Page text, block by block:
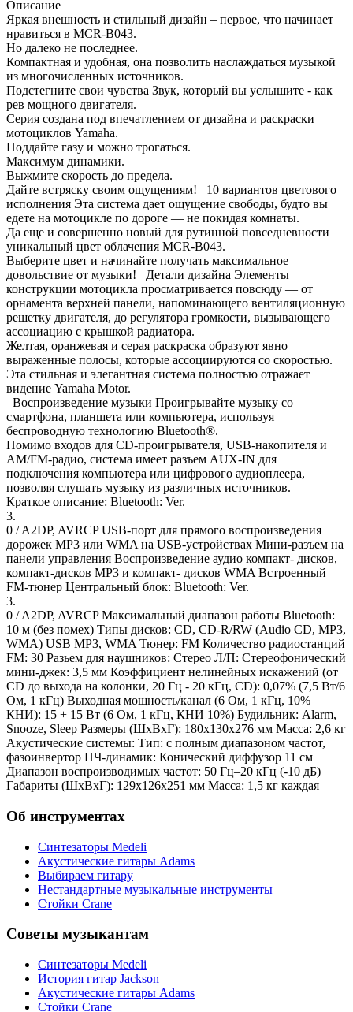
Описание
Яркая внешность и стильный дизайн – первое, что начинает
нравиться в MCR-В043.
Но далеко не последнее.
Компактная и удобная, она позволить наслаждаться музыкой
из многочисленных источников.
Подстегните свои чувства Звук, который вы услышите - как
рев мощного двигателя.
Серия создана под впечатлением от дизайна и раскраски
мотоциклов Yamaha.
Поддайте газу и можно трогаться.
Максимум динамики.
Выжмите скорость до предела.
Дайте встряску своим ощущениям! 10 вариантов цветового
исполнения Эта система дает ощущение свободы, будто вы
едете на мотоцикле по дороге — не покидая комнаты.
Да еще и совершенно новый для рутинной повседневности
уникальный цвет облачения MCR-B043.
Выберите цвет и начинайте получать максимальное
довольствие от музыки! Детали дизайна Элементы
конструкции мотоцикла просматривается повсюду — от
орнамента верхней панели, напоминающего вентиляционную
решетку двигателя, до регулятора громкости, вызывающего
ассоциацию с крышкой радиатора.
Желтая, оранжевая и серая раскраска образуют явно
выраженные полосы, которые ассоциируются со скоростью.
Эта стильная и элегантная система полностью отражает
видение Yamaha Motor.
Воспроизведение музыки Проигрывайте музыку со
смартфона, планшета или компьютера, используя
беспроводную технологию Bluetooth®.
Помимо входов для CD-проигрывателя, USB-накопителя и
AM/FM-радио, система имеет разъем AUX-IN для
подключения компьютера или цифрового аудиоплеера,
позволяя слушать музыку из различных источников.
Краткое описание: Bluetooth: Ver.
3.
0 / A2DP, AVRCP USB-порт для прямого воспроизведения
дорожек MP3 или WMA на USB-устройствах Мини-разъем на
панели управления Воспроизведение аудио компакт- дисков,
компакт-дисков MP3 и компакт- дисков WMA Встроенный
FM-тюнер Центральный блок: Bluetooth: Ver.
3.
0 / A2DP, AVRCP Максимальный диапазон работы Bluetooth:
10 м (без помех) Типы дисков: CD, CD-R/RW (Audio CD, MP3,
WMA) USB MP3, WMA Тюнер: FM Количество радиостанций
FM: 30 Разьем для наушников: Стерео Л/П: Стереофонический
мини-джек: 3,5 мм Коэффициент нелинейных искажений (от
CD до выхода на колонки, 20 Гц - 20 кГц, CD): 0,07% (7,5 Вт/6
Ом, 1 кГц) Выходная мощность/канал (6 Ом, 1 кГц, 10%
КНИ): 15 + 15 Вт (6 Ом, 1 кГц, КНИ 10%) Будильник: Alarm,
Snooze, Sleep Размеры (ШхВхГ): 180x130x276 мм Масса: 2,6 кг
Акустические системы: Тип: с полным диапазоном частот,
фазоинвертор НЧ-динамик: Конический диффузор 11 см
Диапазон воспроизводимых частот: 50 Гц–20 кГц (-10 дБ)
Габариты (ШхВхГ): 129x126x251 мм Масса: 1,5 кг каждая
Об инструментах
Синтезаторы Мedeli
Акустические гитары Adams
Выбираем гитару
Нестандартные музыкальные инструменты
Стойки Crane
Советы музыкантам
Синтезаторы Мedeli
История гитар Jackson
Акустические гитары Adams
Стойки Crane